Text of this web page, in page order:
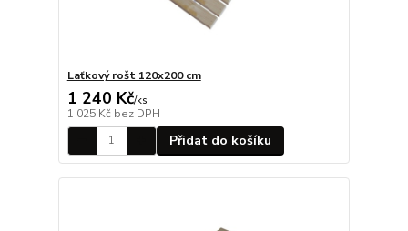
Laťkový rošt 120x200 cm
1 240 Kč/ks
1 025 Kč bez DPH
Přidat do košíku